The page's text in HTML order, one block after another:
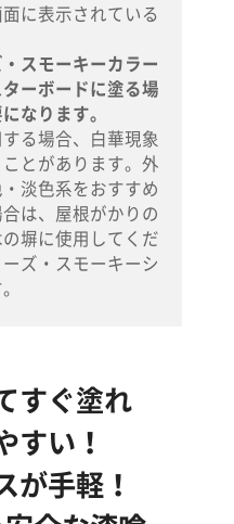
に表示されている
スモーキーカラー
ーボードに塗る場
なります。
る場合、白華現象
とがあります。外
淡色系をおすすめ
は、屋根がかりの
塀に使用してくだ
ズ・スモーキーシ
すぐ塗れ
すい！
が手軽！